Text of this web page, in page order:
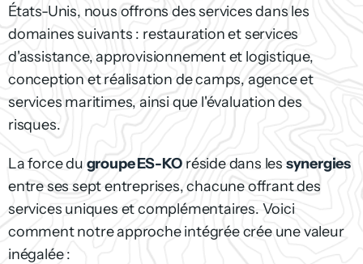
États-Unis, nous offrons des services dans les
domaines suivants : restauration et services
d'assistance, approvisionnement et logistique,
conception et réalisation de camps, agence et
services maritimes, ainsi que l'évaluation des
risques.
La force du groupe ES-KO réside dans les synergies
entre ses sept entreprises, chacune offrant des
services uniques et complémentaires. Voici
comment notre approche intégrée crée une valeur
inégalée :